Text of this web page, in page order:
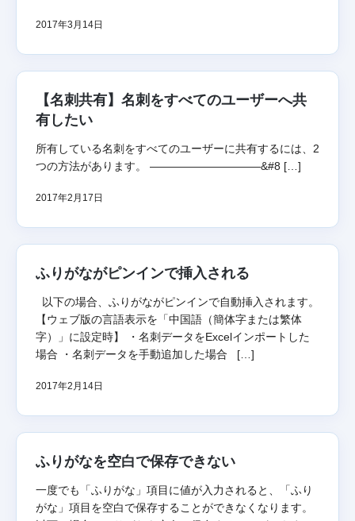
2017年3月14日
【名刺共有】名刺をすべてのユーザーへ共
有したい
所有している名刺をすべてのユーザーに共有するには、2
つの方法があります。 ——————————&#8 […]
2017年2月17日
ふりがながピンインで挿入される
以下の場合、ふりがながピンインで自動挿入されます。
【ウェブ版の言語表示を「中国語（簡体字または繁体
字）」に設定時】 ・名刺データをExcelインポートした
場合 ・名刺データを手動追加した場合 […]
2017年2月14日
ふりがなを空白で保存できない
一度でも「ふりがな」項目に値が入力されると、「ふり
がな」項目を空白で保存することができなくなります。